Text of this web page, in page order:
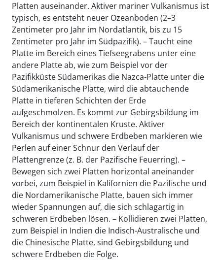
Platten auseinander. Aktiver mariner Vulkanismus ist
typisch, es entsteht neuer Ozeanboden (2–3
Zentimeter pro Jahr im Nordatlantik, bis zu 15
Zentimeter pro Jahr im Südpazifik). – Taucht eine
Platte im Bereich eines Tiefseegrabens unter eine
andere Platte ab, wie zum Beispiel vor der
Pazifikküste Südamerikas die Nazca-Platte unter die
Südamerikanische Platte, wird die abtauchende
Platte in tieferen Schichten der Erde
aufgeschmolzen. Es kommt zur Gebirgsbildung im
Bereich der kontinentalen Kruste. Aktiver
Vulkanismus und schwere Erdbeben markieren wie
Perlen auf einer Schnur den Verlauf der
Plattengrenze (z. B. der Pazifische Feuerring). –
Bewegen sich zwei Platten horizontal aneinander
vorbei, zum Beispiel in Kalifornien die Pazifische und
die Nordamerikanische Platte, bauen sich immer
wieder Spannungen auf, die sich schlagartig in
schweren Erdbeben lösen. – Kollidieren zwei Platten,
zum Beispiel in Indien die Indisch-Australische und
die Chinesische Platte, sind Gebirgsbildung und
schwere Erdbeben die Folge.